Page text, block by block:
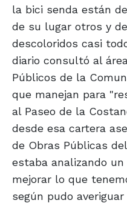
la bici senda están
de su lugar otros y
descoloridos casi
diario consultó al
Públicos de la
que manejan para
al Paseo de la
desde esa cartera
de Obras Públicas
estaba analizando
mejorar lo que
según pudo